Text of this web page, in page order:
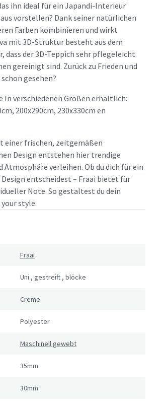
ihn ideal für ein Japandi-Interieur
vorstellen? Dank seiner natürlichen
Farben kombinieren und wirkt
mit 3D-Struktur besteht aus dem
dass der 3D-Teppich sehr pflegeleicht
gereinigt sind. Zurück zu Frieden und
gesehen?
In verschiedenen Größen erhältlich:
200x290cm, 230x330cm en
einer frischen, zeitgemäßen
Design entstehen hier trendige
verleihen. Ob du dich für ein
entscheidest – Fraai bietet für
Note. So gestaltest du dein
style.
Fraai
Uni , gestreift , blöcke
Creme
Polyester
Maschinell gewebt
35mm
30mm